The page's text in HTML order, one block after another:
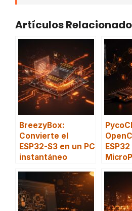
Artículos
BreezyBox:
Convierte el
ESP32-S3 en un PC
instantáneo